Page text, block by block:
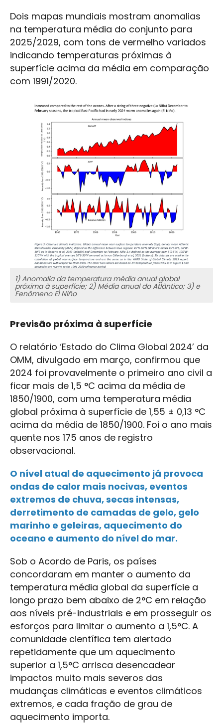
Dois mapas mundiais mostram anomalias
na temperatura média do conjunto para
2025/2029, com tons de vermelho variados
indicando temperaturas próximas à
superfície acima da média em comparação
com 1991/2020.
1) Anomalia da temperatura média anual global
próxima à superfície; 2) Média anual do Atlântico; 3) e
Fenômeno El Niño
Previsão próxima à superfície
O relatório ‘Estado do Clima Global 2024’ da
OMM, divulgado em março, confirmou que
2024 foi provavelmente o primeiro ano civil a
ficar mais de 1,5 °C acima da média de
1850/1900, com uma temperatura média
global próxima à superfície de 1,55 ± 0,13 °C
acima da média de 1850/1900. Foi o ano mais
quente nos 175 anos de registro
observacional.
O nível atual de aquecimento já provoca
ondas de calor mais nocivas, eventos
extremos de chuva, secas intensas,
derretimento de camadas de gelo, gelo
marinho e geleiras, aquecimento do
oceano e aumento do nível do mar.
Sob o Acordo de Paris, os países
concordaram em manter o aumento da
temperatura média global da superfície a
longo prazo bem abaixo de 2°C em relação
aos níveis pré-industriais e em prosseguir os
esforços para limitar o aumento a 1,5°C. A
comunidade científica tem alertado
repetidamente que um aquecimento
superior a 1,5°C arrisca desencadear
impactos muito mais severos das
mudanças climáticas e eventos climáticos
extremos, e cada fração de grau de
aquecimento importa.